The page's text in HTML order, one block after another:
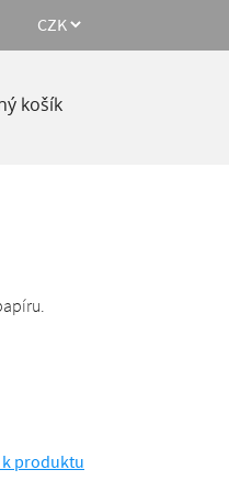
košík
k produktu